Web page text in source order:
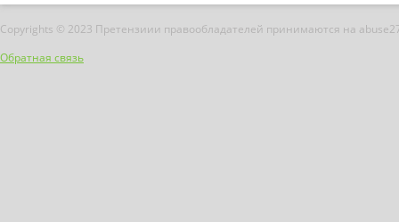
Copyrights © 2023 Претензиии правообладателей принимаются на
Обратная связь